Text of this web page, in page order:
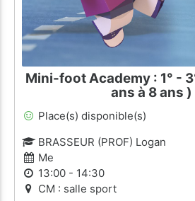
Mini-foot Academy : 1° -
ans à 8 ans )
Place(s) disponible(s)
BRASSEUR (PROF) Logan
Me
13:00 - 14:30
CM : salle sport